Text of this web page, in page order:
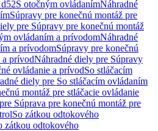
S otočným ovládanímNáhradné
Súpravy pre konečnú montáž pre
pre Súpravy pre konečnú montáž
ovládaním a prívodomNáhradné
a prívodomSúpravy pre konečnú
a prívodNáhradné diely pre Súpravy
ovládanie a prívodSo stláčacím
diely pre So stláčacím ovládaním
montáž pre stláčacie ovládanie
Súprava pre konečnú montáž pre
So zátkou odtokového
zátkou odtokového